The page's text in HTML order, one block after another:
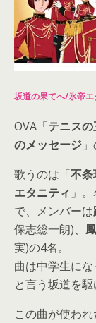
坂道の果てへ/氷帝エ
OVA「テニス
のメッセージ
歌うのは「不条
エタニティ 」
で、メンバーは
保志総一朗)、
実)の4名。
曲は中学生に
と言う坂道を駆
この曲が使わ